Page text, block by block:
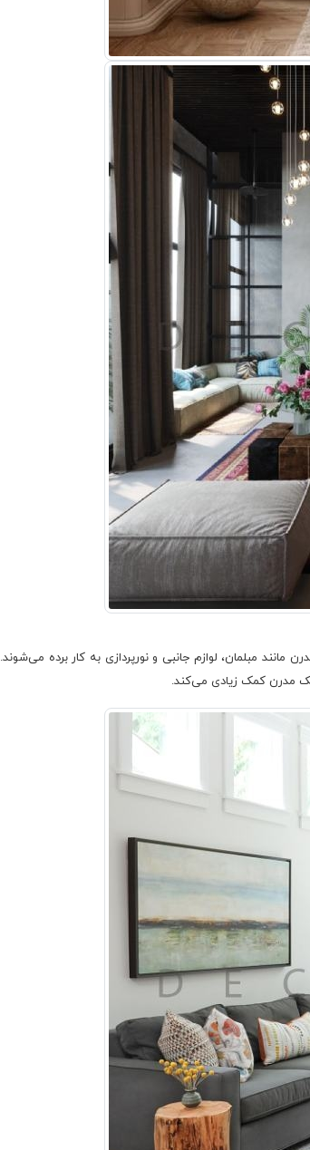
مبلمان، لوازم جانبی و نورپردازی به کار برده می‌شوند.
مدرن کمک زیادی می‌کند.